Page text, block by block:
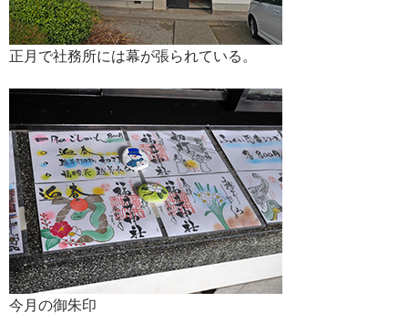
正月で社務所には幕が張られている。
今月の御朱印